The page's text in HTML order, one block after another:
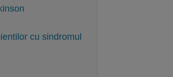
cu sindromul